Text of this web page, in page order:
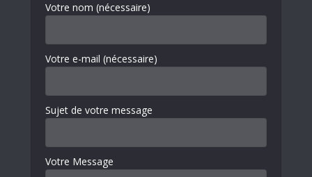
Votre nom (nécessaire)
Votre e-mail (nécessaire)
Sujet de votre message
Votre Message